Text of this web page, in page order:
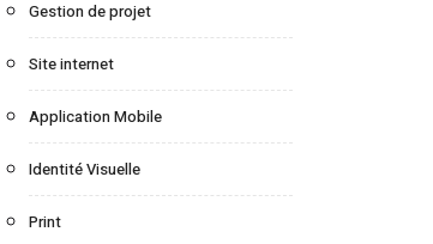
Gestion de projet
Site internet
Application Mobile
Identité Visuelle
Print